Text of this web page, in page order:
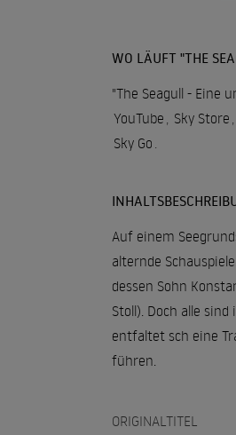
WO LÄUFT "THE
"The Seagull - Eine
YouTube
Sky Store
Sky Go
Auf einem
alternde
dessen Sohn
Stoll). Doch alle
entfaltet sch eine
führen.
ORIGINALTITEL